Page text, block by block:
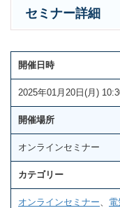
セミナー詳細
開催日時
2025年01月20日(月)
開催場所
オンラインセミナー
カテゴリー
オンラインセミナー